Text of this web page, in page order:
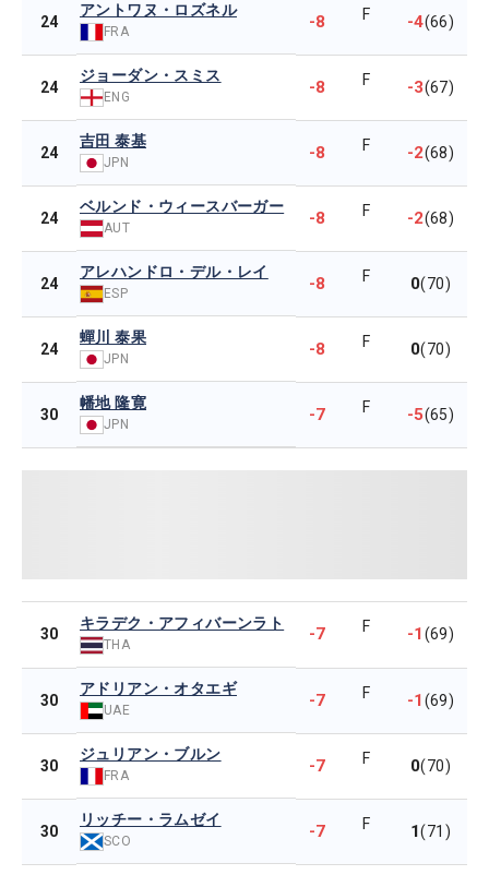
24
アントワヌ・ロズネル
FRA -8 F -4(66)
24
ジョーダン・スミス
ENG -8 F -3(67)
24
吉田 泰基
JPN -8 F -2(68)
24
ベルンド・ウィースバーガー
AUT -8 F -2(68)
24
アレハンドロ・デル・レイ
ESP -8 F 0(70)
24
蟬川 泰果
JPN -8 F 0(70)
30
幡地 隆寛
JPN -7 F -5(65)
30
キラデク・アフィバーンラト
THA
-7 F -1(69)
30
アドリアン・オタエギ
UAE -7 F -1(69)
30
ジュリアン・ブルン
FRA -7 F 0(70)
30
リッチー・ラムゼイ
SCO -7 F 1(71)